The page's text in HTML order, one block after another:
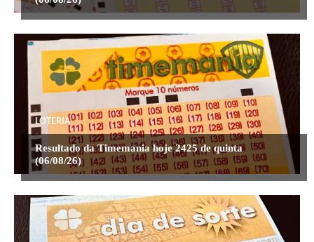
LOTERIA
Resultado da Timemania hoje 2425 de quinta
(06/08/26)